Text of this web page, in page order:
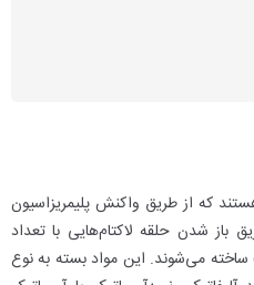
که از طریق واکنش پلیمریزاسیون
باز شدن حلقه لاکتام‌هایی با تعداد
اتم کربن (معمولاً ۶، ۱۱ یا ۱۲) ساخته می‌شوند. این مواد بسته به نوع